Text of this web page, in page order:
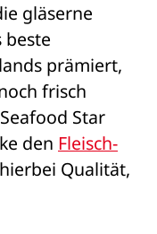
gläserne
beste
prämiert,
frisch
Star
den Fleisch-
Qualität,